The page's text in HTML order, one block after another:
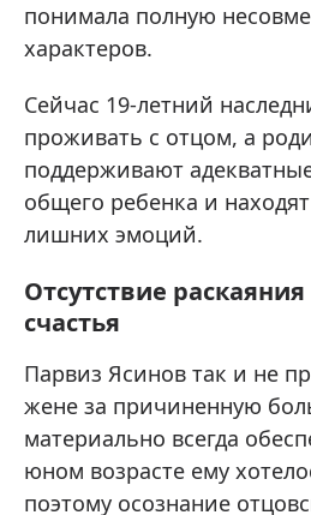
понимала полную
характеров.
Сейчас 19-летний
проживать с отцом, а
поддерживают
общего ребенка и
лишних эмоций.
Отсутствие
счастья
Парвиз Ясинов так и не
жене за причиненную
материально всегда
юном возрасте ему
поэтому осознание